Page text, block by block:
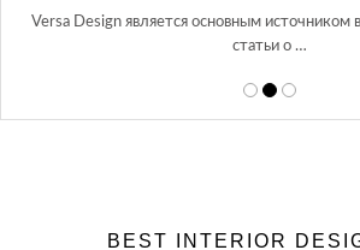
для этой
BEST INTERIOR